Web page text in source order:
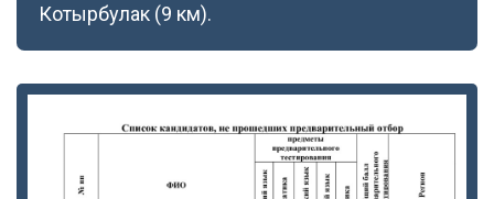
Котырбулак (9 км).